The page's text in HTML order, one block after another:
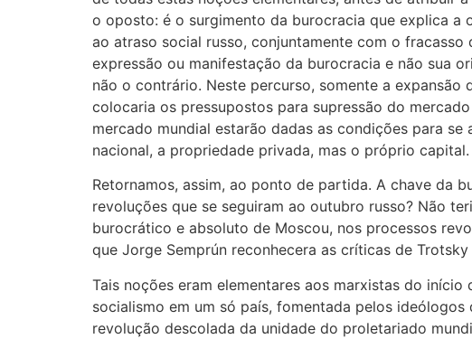
o oposto: é o surgimento da burocracia que explica a
ao atraso social russo, conjuntamente com o
expressão ou manifestação da burocracia e não sua
não o contrário. Neste percurso, somente a
colocaria os pressupostos para supressão do
mercado mundial estarão dadas as condições para
nacional, a propriedade privada, mas o próprio capital.
Retornamos, assim, ao ponto de partida. A chave da
revoluções que se seguiram ao outubro russo? Não
burocrático e absoluto de Moscou, nos processos
que Jorge Semprún reconhecera as críticas de
Tais noções eram elementares aos marxistas do
socialismo em um só país, fomentada pelos
revolução descolada da unidade do proletariado